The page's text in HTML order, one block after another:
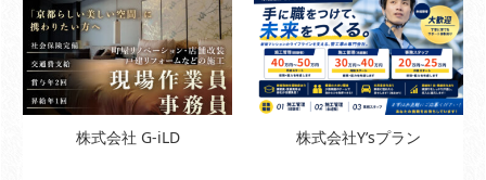
株式会社 G-iLD 株式会社Y’sプラン